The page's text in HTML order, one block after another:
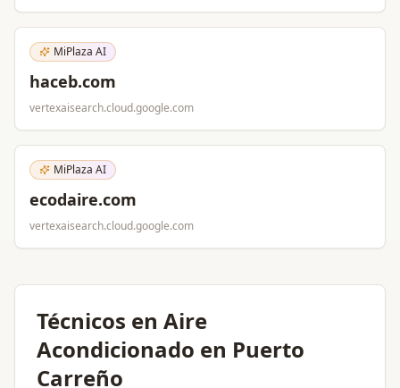
MiPlaza AI
haceb.com
vertexaisearch.cloud.google.com
MiPlaza AI
ecodaire.com
vertexaisearch.cloud.google.com
Técnicos en Aire
Acondicionado en Puerto
Carreño